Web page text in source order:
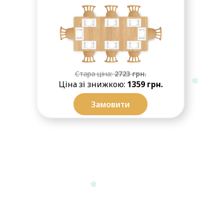
Замовити
Стара ціна:2723грн.
Ціна зі знижкою: 1359 грн.